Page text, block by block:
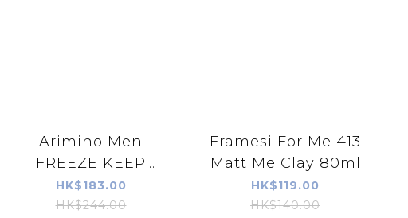
Arimino Men
FREEZE KEEP
GREASE
HK$183.00
HK$244.00
Framesi For Me 413
Matt Me Clay 80ml
HK$119.00
HK$140.00